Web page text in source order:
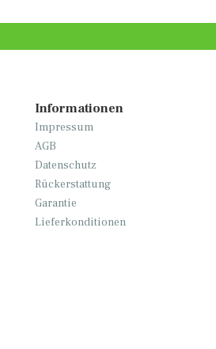
Informationen
Impressum
AGB
Datenschutz
Rückerstattung
Garantie
Lieferkonditionen